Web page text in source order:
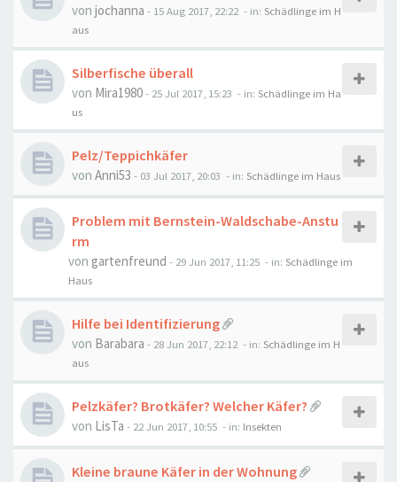
von jochanna - 15 Aug 2017, 22:22 - in: Schädlinge im H
aus
Silberfische überall
von Mira1980- 25 Jul 2017, 15:23 - in: Schädlinge im Ha
us
Pelz/Teppichkäfer
von Anni53 - 03 Jul 2017, 20:03 - in: Schädlinge im Haus
Problem mit Bernstein-Waldschabe-Anstu
rm
von gartenfreund - 29 Jun 2017, 11:25 - in: Schädlinge im
Haus
Hilfe bei Identifizierung
von Barabara - 28 Jun 2017, 22:12 - in: Schädlinge im H
aus
Pelzkäfer? Brotkäfer? Welcher Käfer?
von LisTa - 22 Jun 2017, 10:55 - in: Insekten
Kleine braune Käfer in der Wohnung